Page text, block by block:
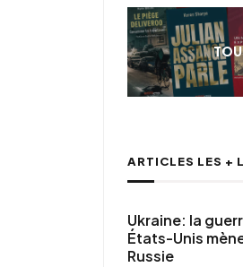
ARTICLES LES +
Ukraine: la
États-Unis
Russie